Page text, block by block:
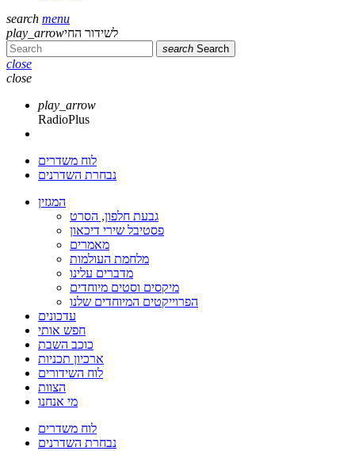
search menu
play_arrowלשידור החי
search Search
close
close
play_arrow
RadioPlus
לוח משדרים
נבחרת השדרנים
המגזין
גבעת חלפון, הסרט
פסטיבל שירי דיכאון
מאמרים
מלחמת העולמות
מדברים עלינו
מיקסים וסטים מיוחדים
הפרוייקטים המיוחדים שלנו
עדכונים
חפש אותי
כוכב השבת
ארכיון תכניות
לוח השידורים
הצוות
מי אנחנו
לוח משדרים
נבחרת השדרנים